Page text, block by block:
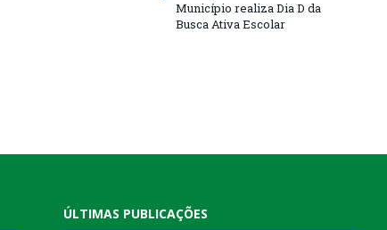
Município realiza Dia D da
Busca Ativa Escolar
ÚLTIMAS PUBLICAÇÕES